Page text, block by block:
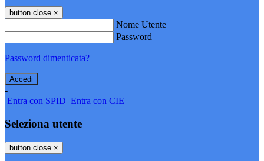
button close ×
Nome Utente
Password
Password dimenticata?
-
Entra con SPID Entra con CIE
Seleziona utente
button close ×